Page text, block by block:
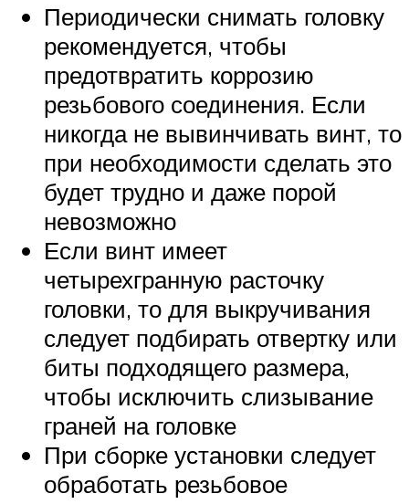
Периодически снимать головку
рекомендуется, чтобы
предотвратить коррозию
резьбового соединения. Если
никогда не вывинчивать винт, то
при необходимости сделать это
будет трудно и даже порой
невозможно
Если винт имеет
четырехгранную расточку
головки, то для выкручивания
следует подбирать отвертку или
биты подходящего размера,
чтобы исключить слизывание
граней на головке
При сборке установки следует
обработать резьбовое